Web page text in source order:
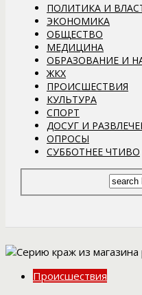
ПОЛИТИКА И
ЭКОНОМИКА
ОБЩЕСТВО
МЕДИЦИНА
ОБРАЗОВАНИЕ И
ЖКХ
ПРОИСШЕСТВИЯ
КУЛЬТУРА
СПОРТ
ДОСУГ И
ОПРОСЫ
СУББОТНЕЕ ЧТИВО
Происшествия